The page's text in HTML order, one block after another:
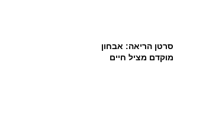
סרטן הריאה: אבחון
מוקדם מציל חיים